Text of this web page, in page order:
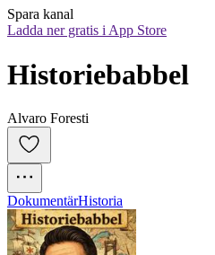
Spara kanal
Ladda ner gratis i App Store
Historiebabbel
Alvaro Foresti
DokumentärHistoria